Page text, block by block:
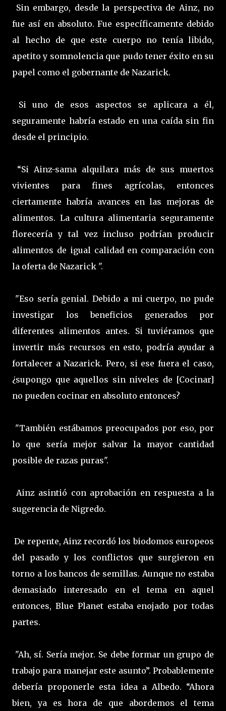
Sin embargo, desde la perspectiva de Ainz, no
fue así en absoluto. Fue específicamente debido
al hecho de que este cuerpo no tenía libido,
apetito y somnolencia que pudo tener éxito en su
papel como el gobernante de Nazarick.
Si uno de esos aspectos se aplicara a él,
seguramente habría estado en una caída sin fin
desde el principio.
“Si Ainz-sama alquilara más de sus muertos
vivientes para fines agrícolas, entonces
ciertamente habría avances en las mejoras de
alimentos. La cultura alimentaria seguramente
florecería y tal vez incluso podrían producir
alimentos de igual calidad en comparación con
la oferta de Nazarick ".
"Eso sería genial. Debido a mi cuerpo, no pude
investigar los beneficios generados por
diferentes alimentos antes. Si tuviéramos que
invertir más recursos en esto, podría ayudar a
fortalecer a Nazarick. Pero, si ese fuera el caso,
¿supongo que aquellos sin niveles de [Cocinar]
no pueden cocinar en absoluto entonces?
"También estábamos preocupados por eso, por
lo que sería mejor salvar la mayor cantidad
posible de razas puras".
Ainz asintió con aprobación en respuesta a la
sugerencia de Nigredo.
De repente, Ainz recordó los biodomos europeos
del pasado y los conflictos que surgieron en
torno a los bancos de semillas. Aunque no estaba
demasiado interesado en el tema en aquel
entonces, Blue Planet estaba enojado por todas
partes.
"Ah, sí. Sería mejor. Se debe formar un grupo de
trabajo para manejar este asunto”. Probablemente
debería proponerle esta idea a Albedo. “Ahora
bien, ya es hora de que abordemos el tema